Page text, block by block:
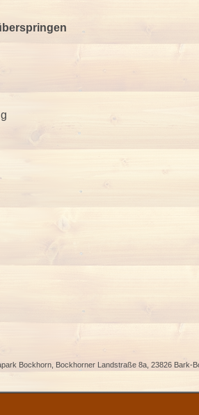
Bockhorn, Bockhorner Landstraße 8a, 23826 Bark-